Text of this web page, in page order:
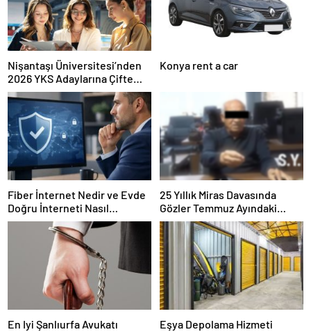
Nişantaşı Üniversitesi’nden
2026 YKS Adaylarına Çifte
Güvence: Sabit Ücret ve
Kesintisiz Burs
Konya rent a car
Fiber İnternet Nedir ve Evde
Doğru İnterneti Nasıl
Seçersiniz
25 Yıllık Miras Davasında
Gözler Temmuz Ayındaki
Karar Duruşmasına Çevrildi
En Iyi Şanlıurfa Avukatı Eşya Depolama Hizmeti